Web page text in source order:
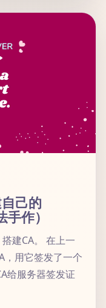
己的
作）
建CA。 在上一
，用它签发了一个
给服务器签发证